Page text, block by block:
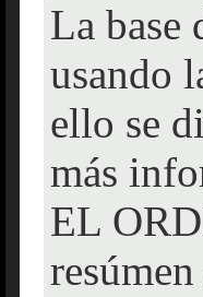
La base
usando
ello se
más
EL